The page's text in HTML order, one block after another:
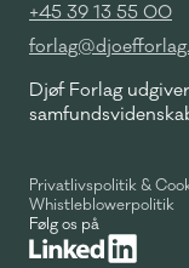
+45 39 13 55 00
Djøf Forlag
Privatlivspolitik &
Whistleblowerpolitik
Følg os på